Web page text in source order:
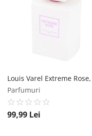
Parfumuri
99,99 Lei